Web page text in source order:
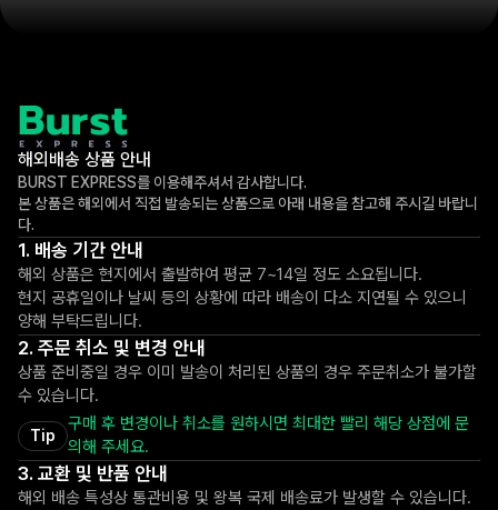
해외배송 상품 안내
BURST EXPRESS를 이용해주셔서 감사합니다.
본 상품은 해외에서 직접 발송되는 상품으로 아래 내용을 참고해 주시길 바랍니
다.
배송 기간 안내
해외 상품은 현지에서 출발하여 평균 7~14일 정도 소요됩니다.
현지 공휴일이나 날씨 등의 상황에 따라 배송이 다소 지연될 수 있으니
양해 부탁드립니다.
주문 취소 및 변경 안내
상품 준비중일 경우 이미 발송이 처리된 상품의 경우 주문취소가 불가할
수 있습니다.
Tip
구매 후 변경이나 취소를 원하시면 최대한 빨리 해당 상점에 문
의해 주세요.
교환 및 반품 안내
해외 배송 특성상 통관비용 및 왕복 국제 배송료가 발생할 수 있습니다.